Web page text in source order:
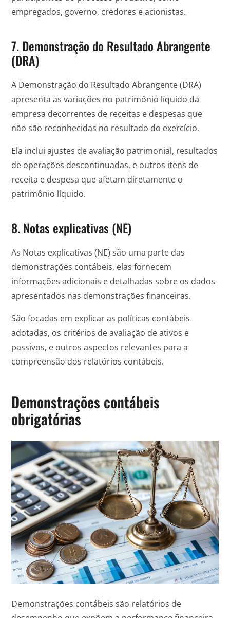
empregados, governo, credores e acionistas.
7. Demonstração do Resultado Abrangente
(DRA)
A Demonstração do Resultado Abrangente (DRA)
apresenta as variações no patrimônio líquido da
empresa decorrentes de receitas e despesas que
não são reconhecidas no resultado do exercício.
Ela inclui ajustes de avaliação patrimonial, resultados
de operações descontinuadas, e outros itens de
receita e despesa que afetam diretamente o
patrimônio líquido.
8. Notas explicativas (NE)
As Notas explicativas (NE) são uma parte das
demonstrações contábeis, elas fornecem
informações adicionais e detalhadas sobre os dados
apresentados nas demonstrações financeiras.
São focadas em explicar as políticas contábeis
adotadas, os critérios de avaliação de ativos e
passivos, e outros aspectos relevantes para a
compreensão dos relatórios contábeis.
Demonstrações contábeis
obrigatórias
Demonstrações contábeis são relatórios de